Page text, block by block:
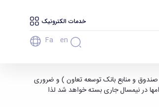
خدمات الکترونیک
Fa En
می رساند ارائه مدارک درخواست وامهای ضروری عادی، تحصیلی ویژه دکتری (بابت 3 ماهه بهاره از منابع صندوق و منابع بانک توسعه تعاون ) و ضروری
فوق الذکر در 20 خرداد تقویم زمانی درخواست این نوع از وامها در نیمسال جاری بسته خواهد شد لذا